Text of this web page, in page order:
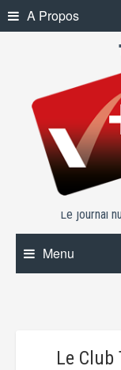
Skip
to
A Propos
Le journal
Menu
Le Club